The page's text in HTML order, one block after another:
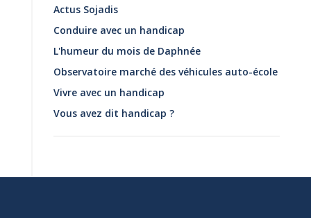
Actus Sojadis
Conduire avec un handicap
L'humeur du mois de Daphnée
Observatoire marché des véhicules auto-école
Vivre avec un handicap
Vous avez dit handicap ?